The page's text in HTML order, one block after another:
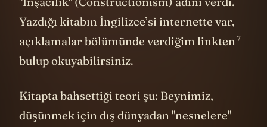
Yazdığı kitabın İngilizce’si internette var,
açıklamalar bölümünde verdiğim linkten 7
bulup okuyabilirsiniz.
Kitapta bahsettiği teori şu: Beynimiz,
düşünmek için dış dünyadan "nesnelere"